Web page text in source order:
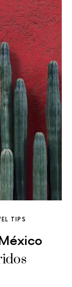
TIPS